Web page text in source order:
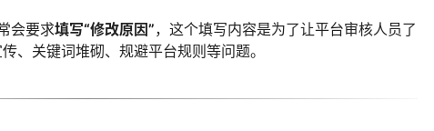
会要求填写“修改原因”，这个填写内容是为了让平台审核人员了
、关键词堆砌、规避平台规则等问题。